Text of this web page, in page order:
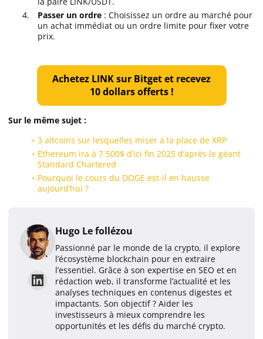
Passer un ordre : Choisissez un ordre au marché pour
un achat immédiat ou un ordre limite pour fixer votre
prix.
Achetez LINK sur Bitget et recevez
10 dollars offerts !
Sur le même sujet :
3 altcoins sur lesquelles miser à la place de XRP
Ethereum ira à 7 500$ d’ici fin 2025 d’après le géant
Standard Chartered
Pourquoi le cours du DOGE est-il en hausse
aujourd’hui ?
Hugo Le follézou
Passionné par le monde de la crypto, il explore
l’écosystème blockchain pour en extraire
l’essentiel. Grâce à son expertise en SEO et en
rédaction web, il transforme l’actualité et les
analyses techniques en contenus digestes et
impactants. Son objectif ? Aider les
investisseurs à mieux comprendre les
opportunités et les défis du marché crypto.